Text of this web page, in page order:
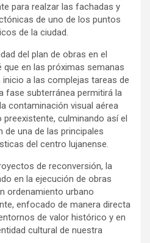
para realzar las fachadas y
de uno de los puntos
de la ciudad.
del plan de obras en el
en las próximas semanas
a las complejas tareas de
fase subterránea permitirá la
contaminación visual aérea
culminando así el
una de las principales
del centro lujanense.
de reconversión, la
en la ejecución de obras
ordenamiento urbano
enfocado de manera directa
de valor histórico y en
cultural de nuestra